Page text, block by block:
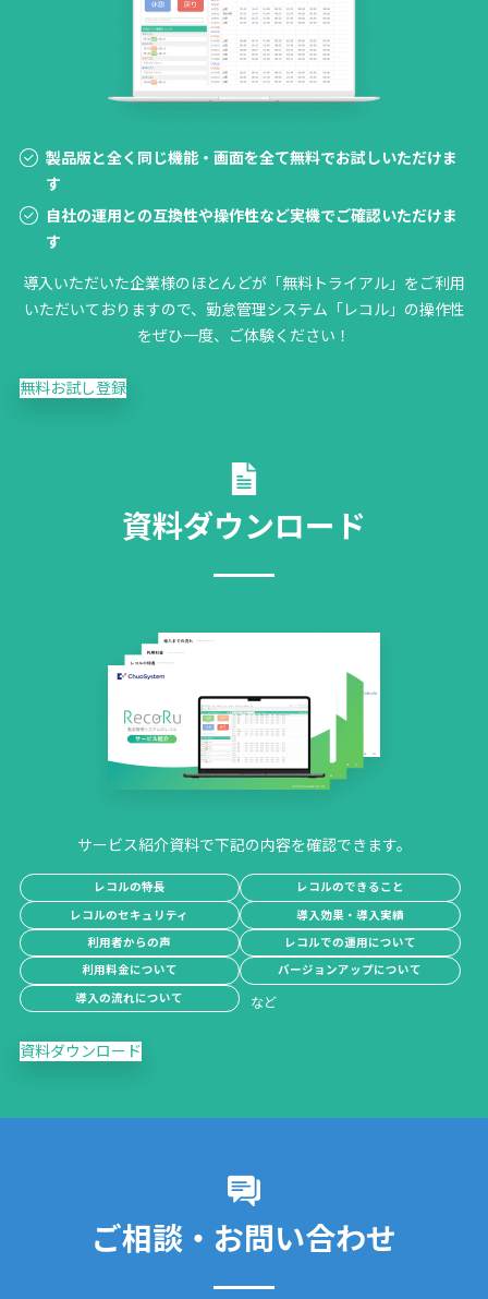
製品版と全く同じ機能・画面を全て無料でお試しいただけま
す
自社の運用との互換性や操作性など実機でご確認いただけま
す
導入いただいた企業様のほとんどが「無料トライアル」をご利用
いただいておりますので、勤怠管理システム「レコル」の操作性
をぜひ一度、ご体験ください！
無料お試し登録
資料ダウンロード
サービス紹介資料で下記の内容を確認できます。
レコルの特長
レコルのできること
レコルのセキュリティ
導入効果・導入実績
利用者からの声
レコルでの運用について
利用料金について
バージョンアップについて
導入の流れについて
資料ダウンロード
ご相談・お問い合わせ